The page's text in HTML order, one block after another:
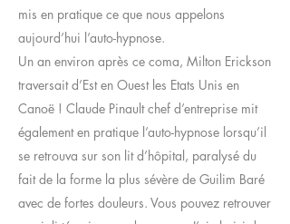
mis en pratique ce que nous appelons
aujourd’hui l’auto-hypnose.
Un an environ après ce coma, Milton Erickson
traversait d’Est en Ouest les Etats Unis en
Canoë ! Claude Pinault chef d’entreprise mit
également en pratique l’auto-hypnose lorsqu’il
se retrouva sur son lit d’hôpital, paralysé du
fait de la forme la plus sévère de Guilim Baré
avec de fortes douleurs. Vous pouvez retrouver